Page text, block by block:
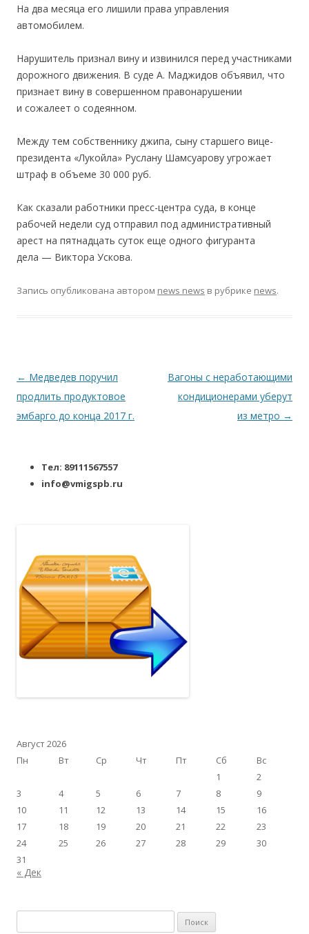
На два месяца его лишили права управления
автомобилем.
Нарушитель признал вину и извинился перед участниками
дорожного движения. В суде А. Маджидов объявил, что
признает вину в совершенном правонарушении
и сожалеет о содеянном.
Между тем собственнику джипа, сыну старшего вице-
президента «Лукойла» Руслану Шамсуарову угрожает
штраф в объеме 30 000 руб.
Как сказали работники пресс-центра суда, в конце
рабочей недели суд отправил под административный
арест на пятнадцать суток еще одного фигуранта
дела — Виктора Ускова.
Запись опубликована автором news news в рубрике news.
Навигация по записям
← Медведев поручил
продлить продуктовое
эмбарго до конца 2017 г.
Вагоны с неработающими
кондиционерами уберут
из метро →
Тел: 89111567557
info@vmigspb.ru
Август 2026
Пн
Вт Ср Чт Пт Сб
Вс
1
2
3
4 5 6 7 8
9
10
11 12 13 14 15
16
17
18 19 20 21 22
23
24
25 26 27 28 29
30
31
« Дек